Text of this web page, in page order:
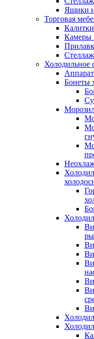
Ящики и
Торговая
Камеры
Холодильное
Бонеты